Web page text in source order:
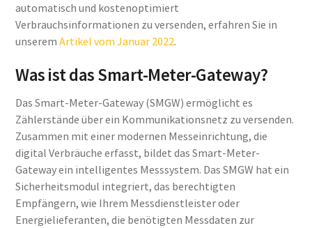
automatisch und kostenoptimiert
Verbrauchsinformationen zu versenden, erfahren Sie in
unseremArtikel vom Januar 2022.
Was ist das Smart-Meter-Gateway?
Das Smart-Meter-Gateway (SMGW) ermöglicht es
Zählerstände über ein Kommunikationsnetz zu versenden.
Zusammen mit einer modernen Messeinrichtung, die
digital Verbräuche erfasst, bildet das Smart-Meter-
Gateway ein intelligentes Messsystem. Das SMGW hat ein
Sicherheitsmodul integriert, das berechtigten
Empfängern, wie Ihrem Messdienstleister oder
Energielieferanten, die benötigten Messdaten zur